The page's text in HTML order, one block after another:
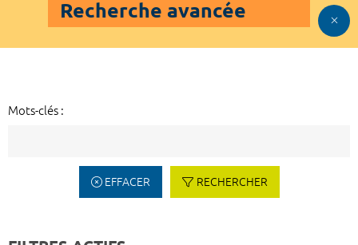
Recherche avancée
Mots-clés :
EFFACER RECHERCHER